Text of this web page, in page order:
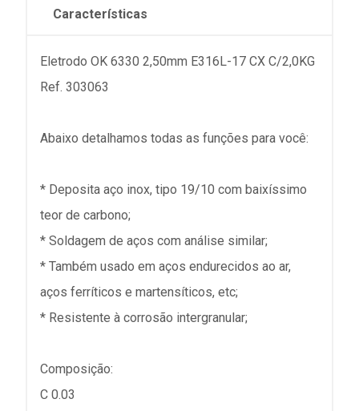
Características
Eletrodo OK 6330 2,50mm E316L-17 CX C/2,0KG
Ref. 303063
Abaixo detalhamos todas as funções para você:
* Deposita aço inox, tipo 19/10 com baixíssimo
teor de carbono;
* Soldagem de aços com análise similar;
* Também usado em aços endurecidos ao ar,
aços ferríticos e martensíticos, etc;
* Resistente à corrosão intergranular;
Composição:
C 0.03